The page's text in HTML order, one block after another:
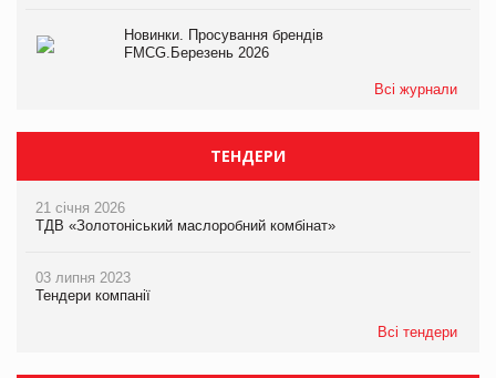
Новинки. Просування брендів
FMCG.Березень 2026
Всі журнали
ТЕНДЕРИ
21 січня 2026
ТДВ «Золотоніський маслоробний комбінат»
03 липня 2023
Тендери компанії
Всі тендери